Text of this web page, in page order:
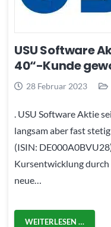
USU Software
40“-Kunde
28 Februar 2023
. USU Software Aktie
langsam aber fast
(ISIN:
Kursentwicklung
neue…
WEITERLESEN …